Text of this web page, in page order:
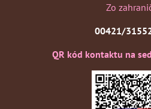
Zo
00421/
QR kód kontaktu na